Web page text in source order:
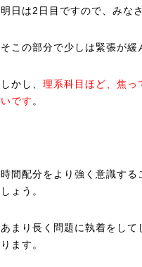
明日は2日目ですので、みな
そこの部分で少しは緊張が緩
しかし、 理系科目ほど、焦っ
いです 。
時間配分をより強く意識する
しょう。
あまり長く問題に執着をし
ります。